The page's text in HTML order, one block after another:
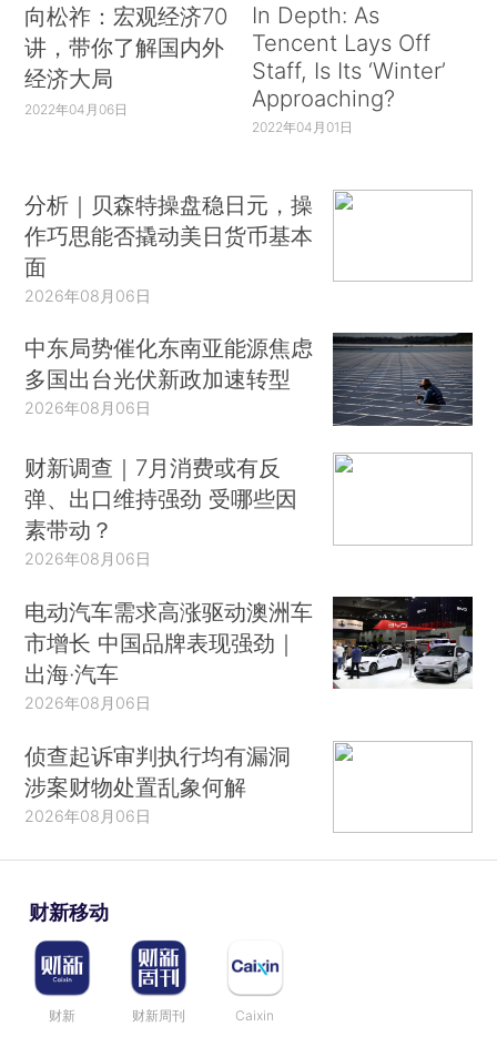
向松祚：宏观经济70
讲，带你了解国内外
经济大局
2022年04月06日
In Depth: As
Tencent Lays Off
Staff, Is Its ‘Winter’
Approaching?
2022年04月01日
分析｜贝森特操盘稳日元，操
作巧思能否撬动美日货币基本
面
2026年08月06日
中东局势催化东南亚能源焦虑
多国出台光伏新政加速转型
2026年08月06日
财新调查｜7月消费或有反
弹、出口维持强劲 受哪些因
素带动？
2026年08月06日
电动汽车需求高涨驱动澳洲车
市增长 中国品牌表现强劲｜
出海·汽车
2026年08月06日
侦查起诉审判执行均有漏洞
涉案财物处置乱象何解
2026年08月06日
财新移动
财新 财新周刊 Caixin